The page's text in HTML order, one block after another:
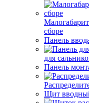
сборе
Панель
для
Панель
Щит